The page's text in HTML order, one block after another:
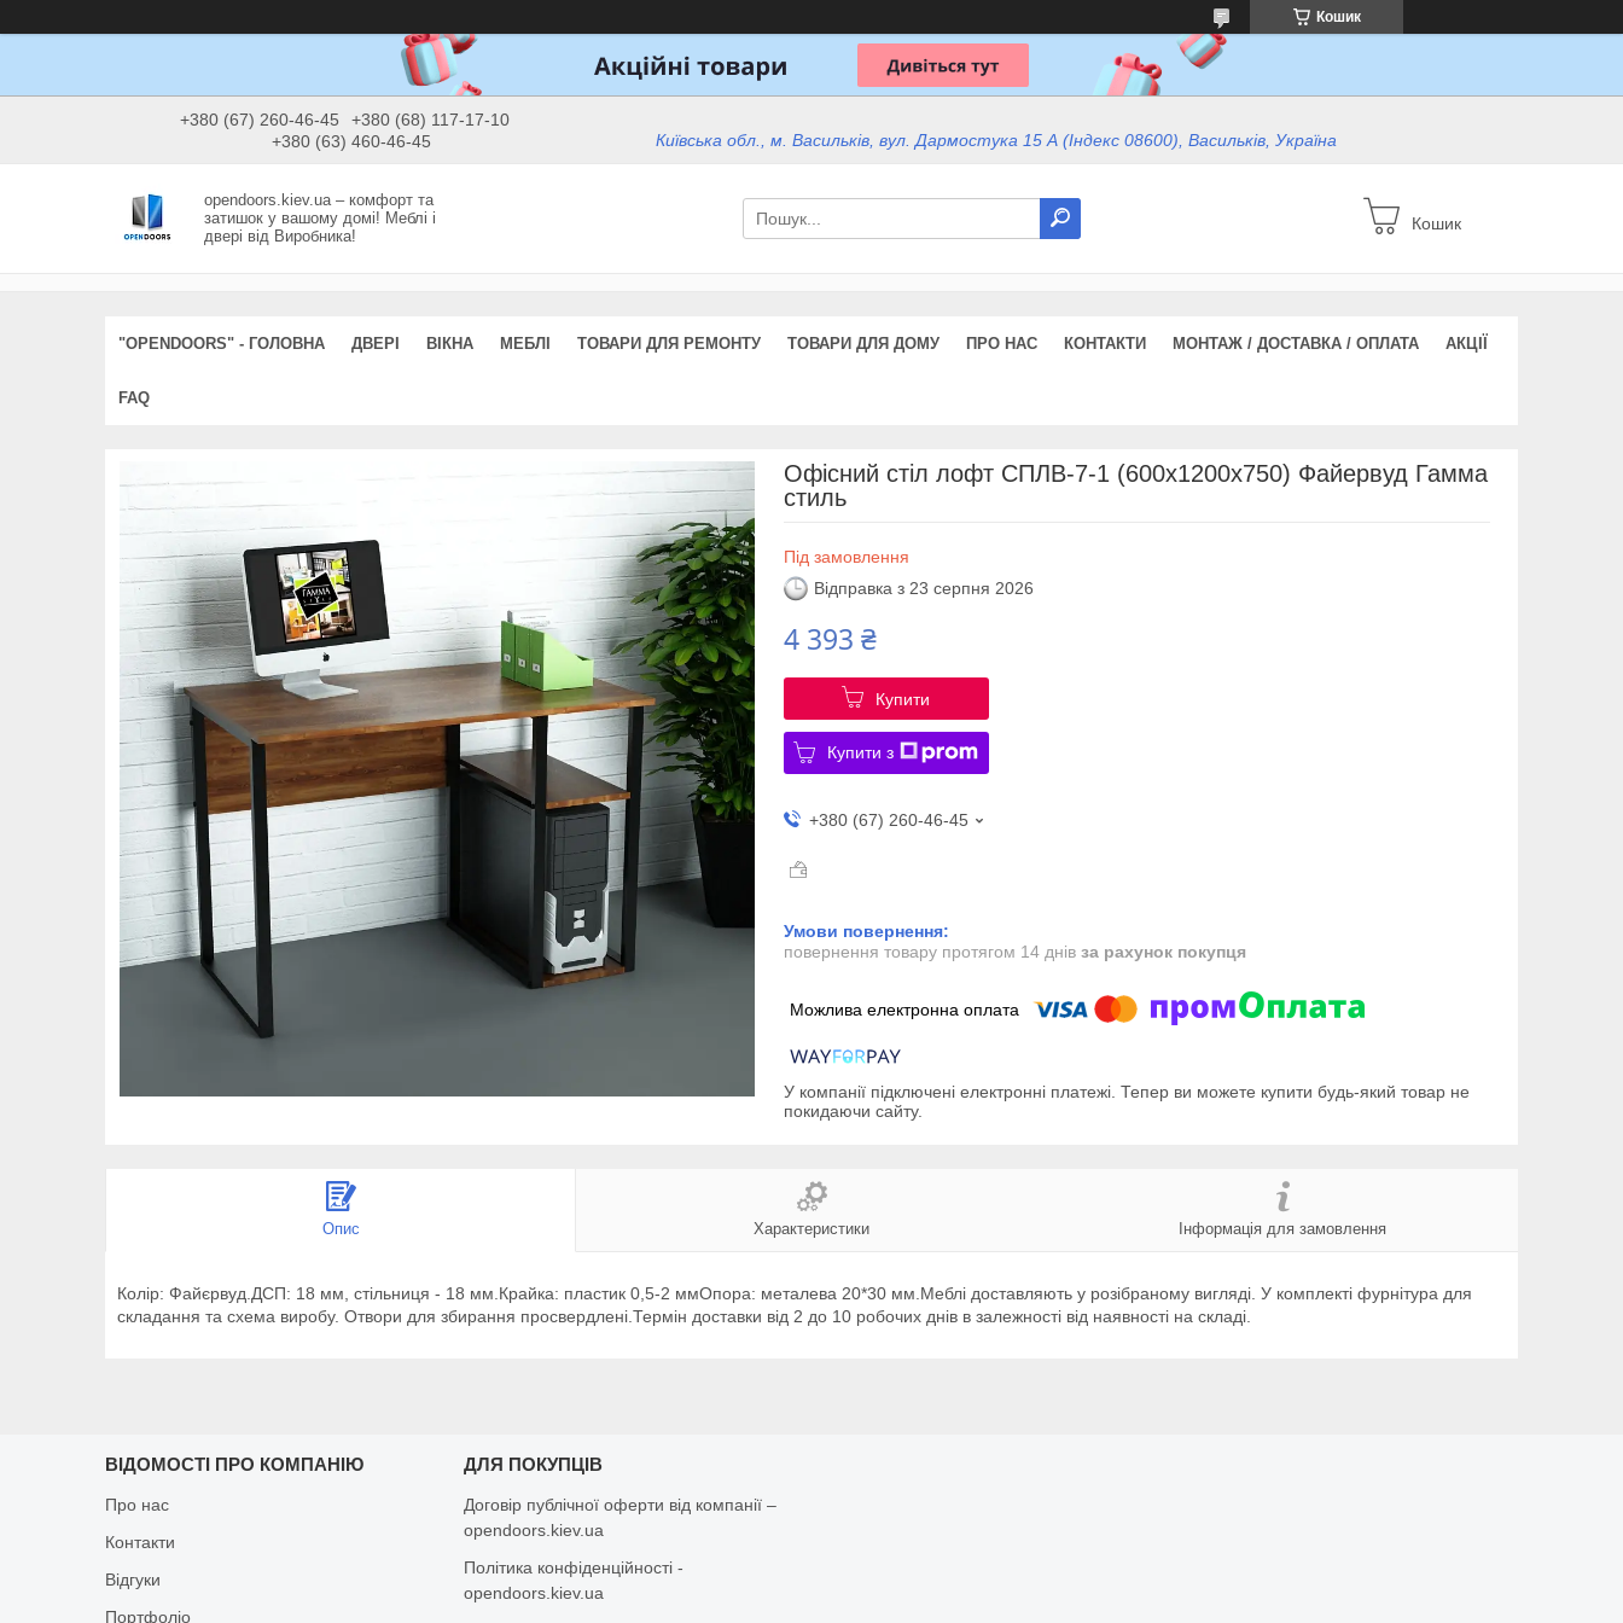
Кошик
+380 (67) 260-46-45
+380 (68) 117-17-10
+380 (63) 460-46-45
Київська обл., м. Васильків, вул. Дармостука 15 А (Індекс 08600), Васильків, Україна
opendoors.kiev.ua – комфорт та
затишок у вашому домі! Меблі і
двері від Виробника!
Кошик
"OPENDOORS" - ГОЛОВНА ДВЕРІ ВІКНА МЕБЛІ ТОВАРИ ДЛЯ РЕМОНТУ ТОВАРИ ДЛЯ ДОМУ ПРО НАС КОНТАКТИ МОНТАЖ / ДОСТАВКА / ОПЛАТА АКЦІЇ
FAQ
Офісний стіл лофт СПЛВ-7-1 (600x1200x750) Файервуд Гамма
стиль
Під замовлення
Відправка з 23 серпня 2026
4 393 ₴
Купити
Купити з
+380 (67) 260-46-45
повернення товару протягом 14 днів за рахунок покупця
У компанії підключені електронні платежі. Тепер ви можете купити будь-який товар не
покидаючи сайту.
Опис Характеристики Інформація для замовлення
Колір: Файєрвуд.ДСП: 18 мм, стільниця - 18 мм.Крайка: пластик 0,5-2 ммОпора: металева 20*30 мм.Меблі доставляють у розібраному вигляді. У комплекті фурнітура для
складання та схема виробу. Отвори для збирання просвердлені.Термін доставки від 2 до 10 робочих днів в залежності від наявності на складі.
ВІДОМОСТІ ПРО КОМПАНІЮ
Про нас
Контакти
Відгуки
Портфоліо
ДЛЯ ПОКУПЦІВ
Договір публічної оферти від компанії –
opendoors.kiev.ua
Політика конфіденційності -
opendoors.kiev.ua